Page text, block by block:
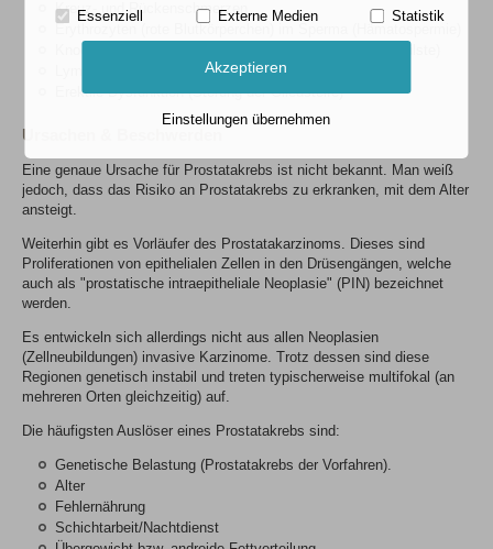
Kreuz- und Rückenschmerzen
Lymphödeme durch Lymphknotenmetastasen
Erektile Dysfunktion (Störung der Gliedsteife)
Ursachen & Beschwerden
Eine genaue Ursache für Prostatakrebs ist nicht bekannt. Man weiß
jedoch, dass das Risiko an Prostatakrebs zu erkranken, mit dem Alter
ansteigt.
Weiterhin gibt es Vorläufer des Prostatakarzinoms. Dieses sind
Proliferationen von epithelialen Zellen in den Drüsengängen, welche
auch als "prostatische intraepitheliale Neoplasie" (PIN) bezeichnet
werden.
Es entwickeln sich allerdings nicht aus allen Neoplasien
(Zellneubildungen) invasive Karzinome. Trotz dessen sind diese
Regionen genetisch instabil und treten typischerweise multifokal (an
mehreren Orten gleichzeitig) auf.
Die häufigsten Auslöser eines Prostatakrebs sind:
Genetische Belastung (Prostatakrebs der Vorfahren).
Alter
Fehlernährung
Schichtarbeit/Nachtdienst
Essenziell Externe Medien Statistik
Akzeptieren
Einstellungen übernehmen